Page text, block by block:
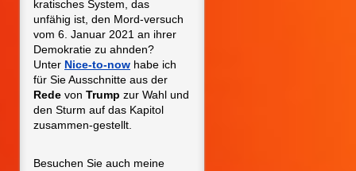
kratisches System, das
unfähig ist, den Mord-versuch
vom 6. Januar 2021 an ihrer
Demokratie zu ahnden?
Unter Nice-to-now habe ich
für Sie Ausschnitte aus der
Rede von Trump zur Wahl und
den Sturm auf das Kapitol
zusammen-gestellt.
Besuchen Sie auch meine